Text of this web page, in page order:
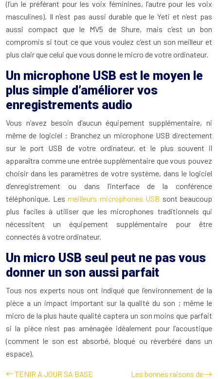
(l’un le préférant pour les voix féminines, l’autre pour les voix
masculines). Il n’est pas aussi durable que le Yeti et n’est pas
aussi compact que le MV5 de Shure, mais c’est un bon
compromis si tout ce que vous voulez c’est un son meilleur et
plus clair que celui que vous donne le micro de votre ordinateur.
Un microphone USB est le moyen le
plus simple d’améliorer vos
enregistrements audio
Vous n’avez besoin d’aucun équipement supplémentaire, ni
même de logiciel : Branchez un microphone USB directement
sur le port USB de votre ordinateur, et le plus souvent il
apparaîtra comme une entrée supplémentaire que vous pouvez
choisir dans les paramètres de votre système, dans le logiciel
d’enregistrement ou dans l’interface de la conférence
téléphonique. Les meilleurs microphones USB sont beaucoup
plus faciles à utiliser que les microphones traditionnels qui
nécessitent un équipement supplémentaire pour être
connectés à votre ordinateur.
Un micro USB seul peut ne pas vous
donner un son aussi parfait
Tous nos experts nous ont indiqué que l’environnement de la
pièce a un impact important sur la qualité du son ; même le
micro de la plus haute qualité captera un son moins que parfait
si la pièce n’est pas aménagée idéalement pour l’acoustique
(comment le son est absorbé, bloqué ou réverbéré dans un
espace).
TENIR A JOUR SA BASE
Les bonnes raisons de